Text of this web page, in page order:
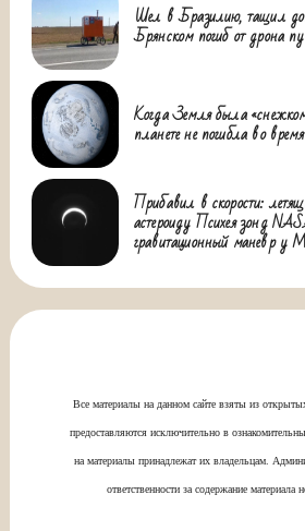
Шел в Бразилию, тащил
Брянском погиб от дрона
Когда Земля была
планете не погибла во
Прибавил в скорости:
астероиду Психея зонд
гравитационный маневр у
Все материалы на данном сайте взяты из
предоставляются исключительно в
на материалы принадлежат их владельцам.
ответственности за содержание материала